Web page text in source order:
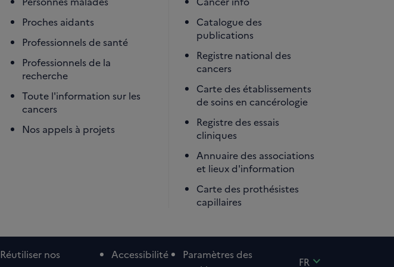
Proches aidants
Professionnels de santé
Professionnels de la
recherche
Toute l'information sur les
cancers
Nos appels à projets
Catalogue des
publications
Registre national des
cancers
Carte des établissements
de soins en cancérologie
Registre des essais
cliniques
Annuaire des associations
et lieux d'information
Carte des prothésistes
capillaires
Réutiliser nos
Accessibilité
Paramètres des
FR expand_more